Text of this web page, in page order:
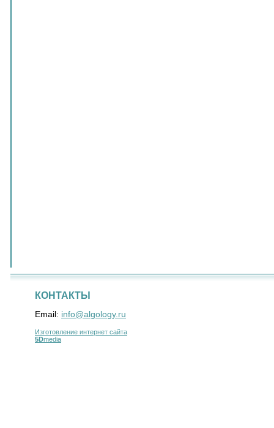
КОНТАКТЫ
Email: info@algology.ru
Изготовление интернет сайта
5Dmedia